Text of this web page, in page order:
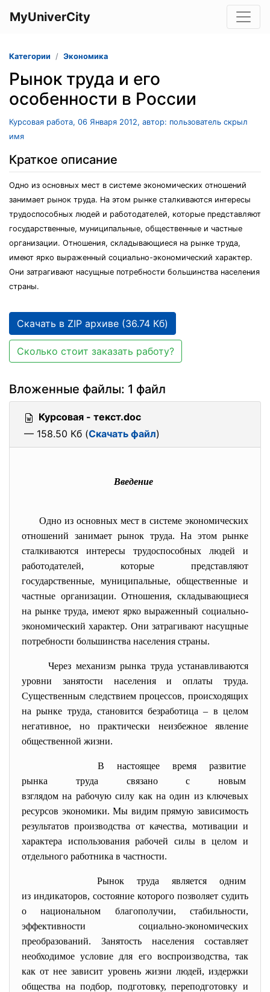
MyUniverCity
Категории Экономика
Рынок труда и его
особенности в России
Курсовая работа, 06 Января 2012, автор: пользователь скрыл
имя
Краткое описание
Одно из основных мест в системе экономических отношений
занимает рынок труда. На этом рынке сталкиваются интересы
трудоспособных людей и работодателей, которые представляют
государственные, муниципальные, общественные и частные
организации. Отношения, складывающиеся на рынке труда,
имеют ярко выраженный социально-экономический характер.
Они затрагивают насущные потребности большинства населения
страны.
Скачать в ZIP архиве (36.74 Кб)
Сколько стоит заказать работу?
Вложенные файлы: 1 файл
Курсовая - текст.doc
— 158.50 Кб (Скачать файл)
Введение
Одно из основных мест в системе экономических
отношений занимает рынок труда. На этом рынке
сталкиваются интересы трудоспособных людей и
работодателей, которые представляют
государственные, муниципальные, общественные и
частные организации. Отношения, складывающиеся
на рынке труда, имеют ярко выраженный социально-
экономический характер. Они затрагивают насущные
потребности большинства населения страны.
Через механизм рынка труда устанавливаются
уровни занятости населения и оплаты труда.
Существенным следствием процессов, происходящих
на рынке труда, становится безработица – в целом
негативное, но практически неизбежное явление
общественной жизни.
В настоящее время развитие
рынка труда связано с новым
взглядом на рабочую силу как на один из ключевых
ресурсов экономики. Мы видим прямую зависимость
результатов производства от качества, мотивации и
характера использования рабочей силы в целом и
отдельного работника в частности.
Рынок труда является одним
из индикаторов, состояние которого позволяет судить
о национальном благополучии, стабильности,
эффективности социально-экономических
преобразований. Занятость населения составляет
необходимое условие для его воспроизводства, так
как от нее зависит уровень жизни людей, издержки
общества на подбор, подготовку, переподготовку и